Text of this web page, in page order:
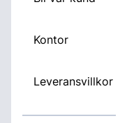
Kontor
Leveransvillkor